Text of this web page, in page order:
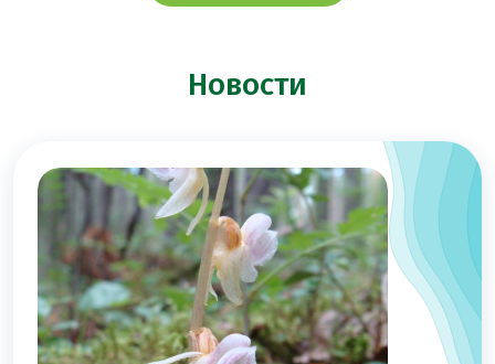
Новости